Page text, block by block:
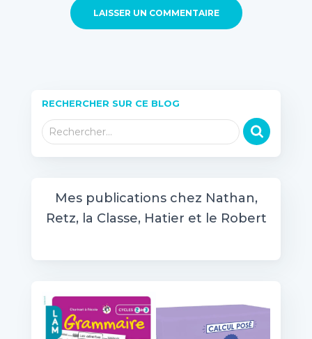
RECHERCHER SUR CE BLOG
R Rechercher…
Mes publications chez Nathan,
Retz, la Classe, Hatier et le Robert